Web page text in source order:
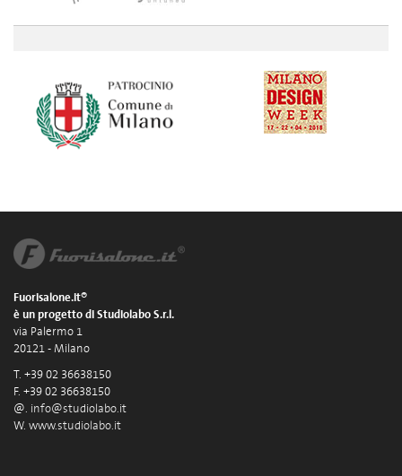
Fuorisalone.it®
è un progetto di Studiolabo S.r.l.
via Palermo 1
20121 - Milano
T. +39 02 36638150
F. +39 02 36638150
@. info@studiolabo.it
W. www.studiolabo.it